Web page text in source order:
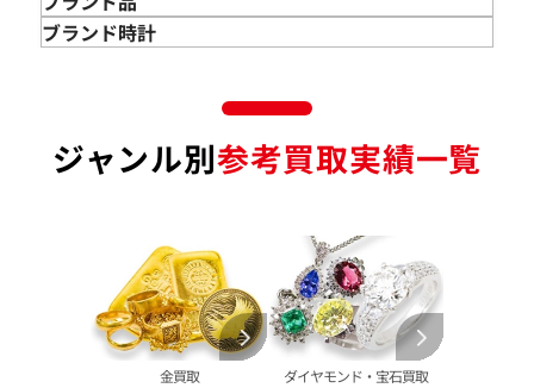
金のアクセサリー 買取
金のブレスレット 買取
金のブローチ 買取
金貨･銀貨 買取
大判･小判 買取
イエローゴールド 買取
ダイヤモンド 買取
オパール 買取
パライバトルマリン 買取
パール 買取
バッグ･小物 買取
カルティエ 買取
ハリー･ウィンストン 買取
ヴァンクリーフ&
アーペル 買取
グッチ 買取
ブシュロン 買取
ブランド時計
フィリップ 買取
オーデマピゲ 買取
エルメス 買取
シャネル 買取
オメガ 買取
タグ・ホイヤー 買取
ジャンル別参考買取実績一覧
金買取 ダイヤモンド・宝石買取